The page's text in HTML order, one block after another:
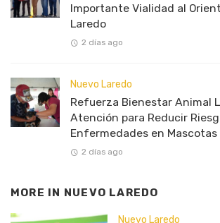
Importante Vialidad al
Laredo
2 días ago
Nuevo Laredo
Refuerza Bienestar Animal
Atención para Reducir
Enfermedades en Mascotas
2 días ago
MORE IN NUEVO LAREDO
Nuevo Laredo